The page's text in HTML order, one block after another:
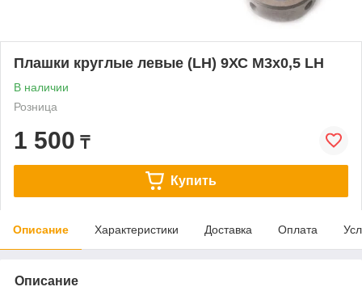
Плашки круглые левые (LH) 9ХС М3х0,5 LH
В наличии
Розница
1 500 ₸
Купить
Описание Характеристики Доставка Оплата
Описание